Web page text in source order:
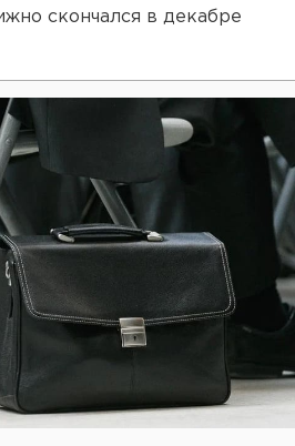
скончался в декабре